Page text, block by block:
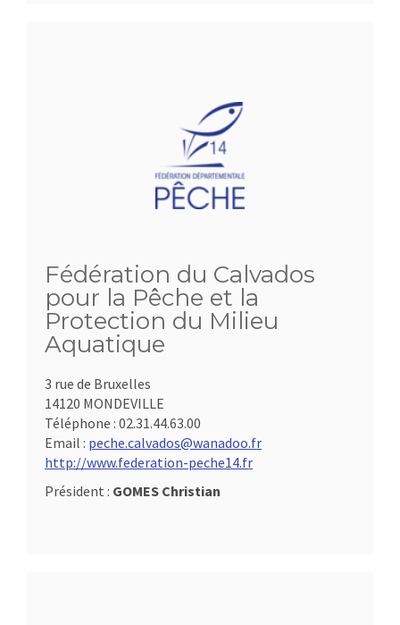
Fédération du Calvados
pour la Pêche et la
Protection du Milieu
Aquatique
3 rue de Bruxelles
14120 MONDEVILLE
Téléphone : 02.31.44.63.00
Email : peche.calvados@wanadoo.fr
http://www.federation-peche14.fr
Président : GOMES Christian